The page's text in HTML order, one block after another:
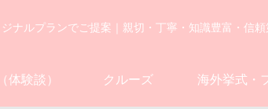
ナルプランでご提案｜親切・丁寧・知識豊富・信
体験談） クルーズ 海外挙式・